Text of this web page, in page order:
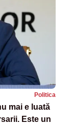
Politica
mai e luată
Este un